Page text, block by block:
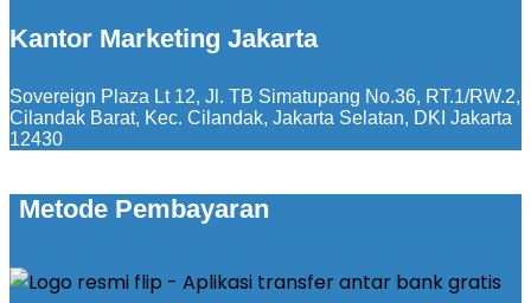
Kantor Marketing Jakarta
Sovereign Plaza Lt 12, Jl. TB Simatupang No.36, RT.1/RW.2,
Cilandak Barat, Kec. Cilandak, Jakarta Selatan, DKI Jakarta
12430
Metode Pembayaran